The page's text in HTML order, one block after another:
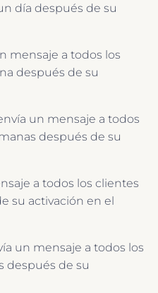
día después de su
mensaje a todos los
después de su
un mensaje a todos
después de su
a todos los clientes
su activación en el
un mensaje a todos los
después de su